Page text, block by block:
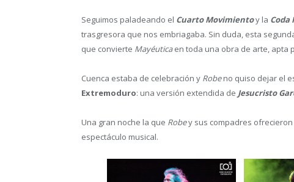
Seguimos paladeando el Cuarto Movimientoy la Coda
trasgresora que nos embriagaba. Sin duda, esta
que convierte Mayéuticaen toda una obra de arte, apta
Cuenca estaba de celebración y Robeno quiso dejar el
Extremoduro: una versión extendida de Jesucristo
Una gran noche la que Robey sus compadres
espectáculo musical.